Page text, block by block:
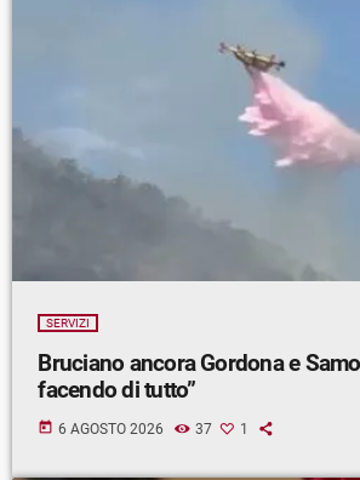
SERVIZI
Bruciano ancora Gordona e
facendo di tutto”
today 6 AGOSTO 2026 37 1